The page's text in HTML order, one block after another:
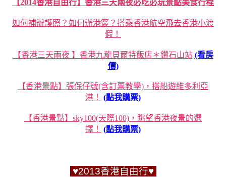
【2014香港自由行】香港三天兩夜必吃必玩景點美食行程
如何補辦護照？如何辦港簽？搭乘香港航空飛去香港小渡
假！
【香港三天兩夜 】香港九龍貝爾特飯店＊鑽石山站 (看房
價)
【香港景點】張保仔號(含訂票教學)，搭船遊維多利亞
港！
(點我購票)
【香港景點】sky100(天際100)，眺望香港夜景的選
擇！
(點我購票)
♥2013香港自由行♥